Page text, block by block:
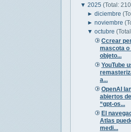
▼ 2025 (Total:
►diciembre
►noviembre
▼octubre
Ccrear
mascota o
objeto...
YouTube
a...
OpenAI
abiertos
“gpt‑os...
El
Atlas
medi...